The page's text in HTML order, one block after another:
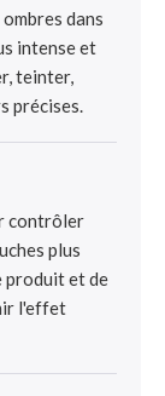
dans
intense et
teinter,
précises.
contrôler
plus
produit et de
l'effet